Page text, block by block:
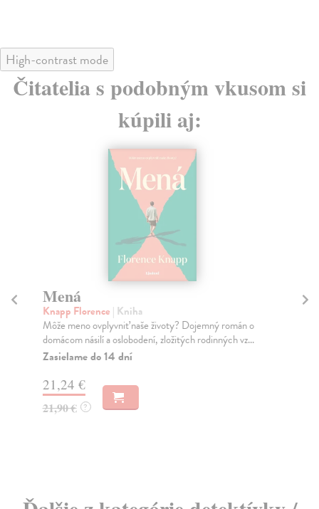
High-contrast mode
Čitatelia s podobným vkusom si
kúpili aj:
Mená
Knapp Florence | Kniha
Môže meno ovplyvniť naše životy? Dojemný román o
domácom násilí a oslobodení, zložitých rodinných vz...
Zasielame do 14 dní
21,24 €
21,90 € ?